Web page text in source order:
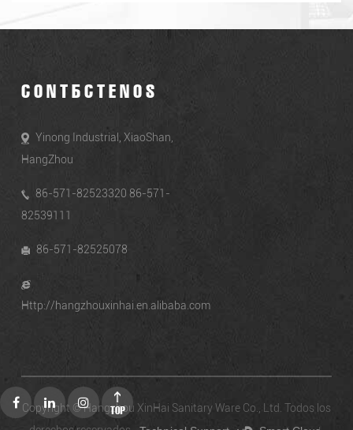
CONTÁCTENOS
Yinong Industrial, XiaoShan,
HangZhou
86-571-82523320 86-571-
82539111
86-571-82525078
Http://hangzhouxinhai.en.alibaba.com
Copyright ©Hangzhou XinHai Sanitary Ware Co., Ltd. Todos los